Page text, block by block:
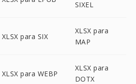
SIXEL
XLSX para SIX
XLSX para
MAP
XLSX para WEBP
XLSX para
DOTX